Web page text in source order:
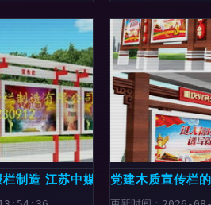
制造 江苏中媒引领品质新高度
党建木质宣传栏